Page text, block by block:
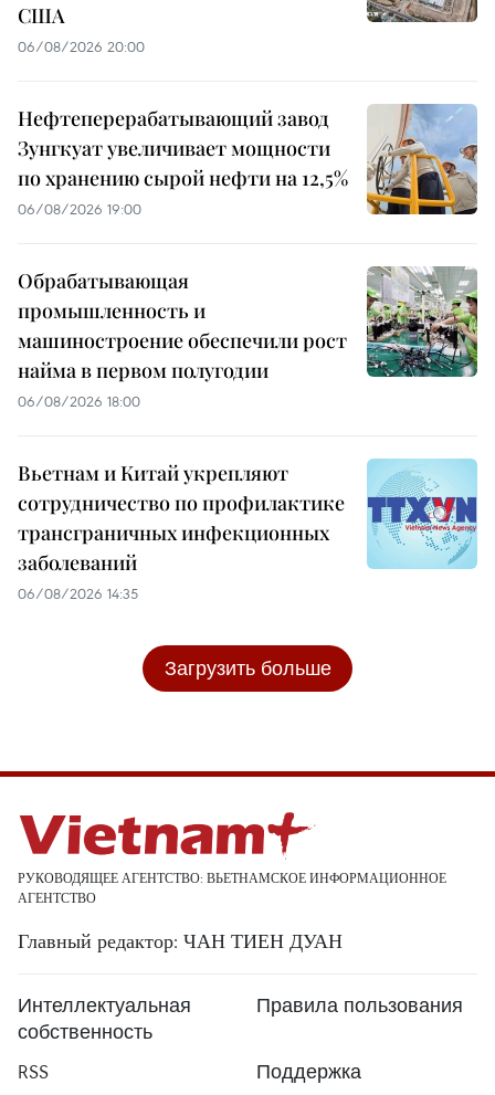
США
06/08/2026 20:00
Нефтеперерабатывающий завод
Зунгкуат увеличивает мощности
по хранению сырой нефти на 12,5%
06/08/2026 19:00
Обрабатывающая
промышленность и
машиностроение обеспечили рост
найма в первом полугодии
06/08/2026 18:00
Вьетнам и Китай укрепляют
сотрудничество по профилактике
трансграничных инфекционных
заболеваний
06/08/2026 14:35
Загрузить больше
РУКОВОДЯЩЕЕ АГЕНТСТВО: ВЬЕТНАМСКОЕ ИНФОРМАЦИОННОЕ
АГЕНТСТВО
Главный редактор: ЧАН ТИЕН ДУАН
Интеллектуальная
собственность
Правила пользования
RSS Поддержка